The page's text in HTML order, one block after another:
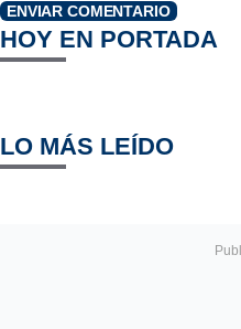
ENVIAR COMENTARIO
HOY EN PORTADA
LO MÁS LEÍDO